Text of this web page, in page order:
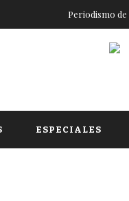
Periodismo
ESPECIALES